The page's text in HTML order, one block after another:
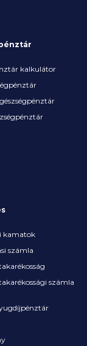
kalkulátor
kamatok
számla
számla